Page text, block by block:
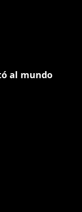
al mundo